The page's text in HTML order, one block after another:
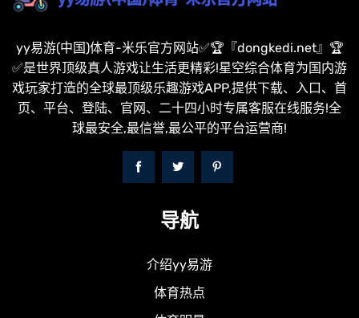
yy易游(中国)体育-米乐官方网站✅🏆『dongkedi.net』🏆
✅是世界顶级真人游戏让生活更精彩!星空综合体育为国内游
戏玩家打造的全球最顶级乐趣游戏APP,提供下载、入口、首
页、平台、登陆、官网、二十四小时专属客服在线服务!全
球最安全,最信誉,最公平的平台运营商!
导航
介绍yy易游
体育热点